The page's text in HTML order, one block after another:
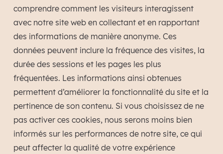
comprendre comment les visiteurs interagissent
avec notre site web en collectant et en rapportant
des informations de manière anonyme. Ces
données peuvent inclure la fréquence des visites, la
durée des sessions et les pages les plus
fréquentées. Les informations ainsi obtenues
permettent d’améliorer la fonctionnalité du site et la
pertinence de son contenu. Si vous choisissez de ne
pas activer ces cookies, nous serons moins bien
informés sur les performances de notre site, ce qui
peut affecter la qualité de votre expérience